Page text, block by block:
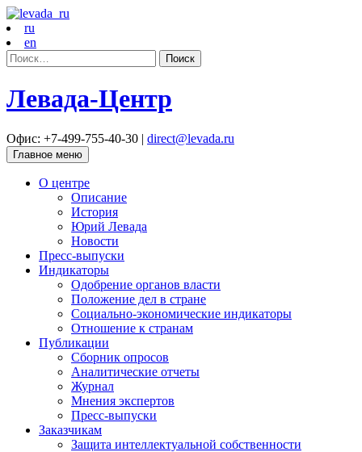
ru
en
Найти:
Левада-Центр
Офис: +7-499-755-40-30 | direct@levada.ru
Главное меню
О центре
Описание
История
Юрий Левада
Новости
Пресс-выпуски
Индикаторы
Одобрение органов власти
Положение дел в стране
Социально-экономические индикаторы
Отношение к странам
Публикации
Сборник опросов
Аналитические отчеты
Журнал
Мнения экспертов
Пресс-выпуски
Заказчикам
Защита интеллектуальной собственности